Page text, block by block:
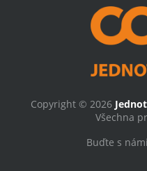
Copyright © 2026
Všechna
Buďte s